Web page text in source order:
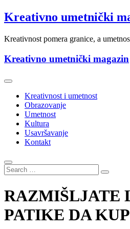
Skip
to
Kreativno umetnički
Kreativnost pomera granice, a
Kreativno umetnički magazin
Kreativnost i umetnost
Obrazovanje
Umetnost
Kultura
Usavršavanje
Kontakt
RAZMIŠLJATE
PATIKE DA